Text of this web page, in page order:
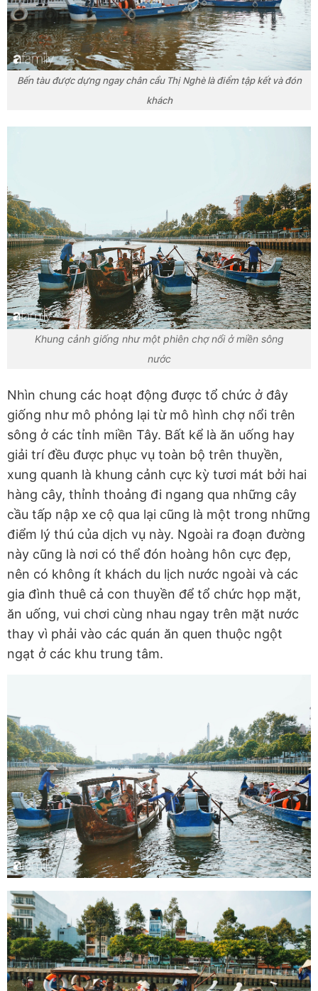
Bến tàu được dựng ngay chân cầu Thị Nghè là điểm tập kết và đón
khách
Khung cảnh giống như một phiên chợ nổi ở miền sông
nước
Nhìn chung các hoạt động được tổ chức ở đây
giống như mô phỏng lại từ mô hình chợ nổi trên
sông ở các tỉnh miền Tây. Bất kể là ăn uống hay
giải trí đều được phục vụ toàn bộ trên thuyền,
xung quanh là khung cảnh cực kỳ tươi mát bởi hai
hàng cây, thỉnh thoảng đi ngang qua những cây
cầu tấp nập xe cộ qua lại cũng là một trong những
điểm lý thú của dịch vụ này. Ngoài ra đoạn đường
này cũng là nơi có thể đón hoàng hôn cực đẹp,
nên có không ít khách du lịch nước ngoài và các
gia đình thuê cả con thuyền để tổ chức họp mặt,
ăn uống, vui chơi cùng nhau ngay trên mặt nước
thay vì phải vào các quán ăn quen thuộc ngột
ngạt ở các khu trung tâm.